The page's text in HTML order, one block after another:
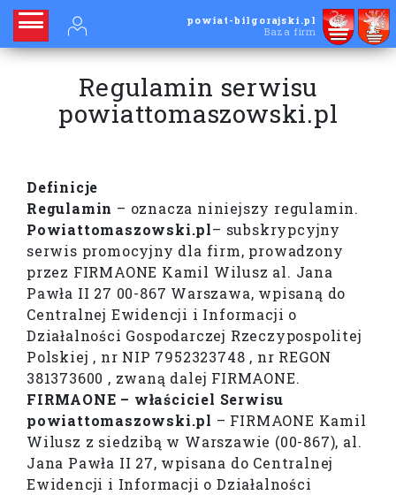
powiat-bilgorajski.pl
Baza firm
Regulamin serwisu
powiattomaszowski.pl
Definicje
Regulamin – oznacza niniejszy regulamin.
Powiattomaszowski.pl– subskrypcyjny
serwis promocyjny dla firm, prowadzony
przez FIRMAONE Kamil Wilusz al. Jana
Pawła II 27 00-867 Warszawa, wpisaną do
Centralnej Ewidencji i Informacji o
Działalności Gospodarczej Rzeczypospolitej
Polskiej , nr NIP 7952323748 , nr REGON
381373600 , zwaną dalej FIRMAONE.
FIRMAONE – właściciel Serwisu
powiattomaszowski.pl – FIRMAONE Kamil
Wilusz z siedzibą w Warszawie (00-867), al.
Jana Pawła II 27, wpisana do Centralnej
Ewidencji i Informacji o Działalności